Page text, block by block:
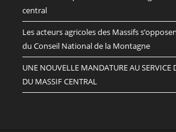
central
Les acteurs agricoles des Massifs
du Conseil National de la Montagne
UNE NOUVELLE MANDATURE AU SERVICE
DU MASSIF CENTRAL